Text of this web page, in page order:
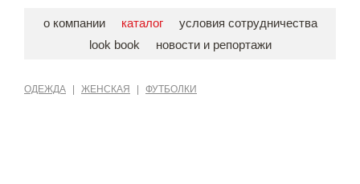
о компании каталог
условия сотрудничества
look book
новости и репортажи
ОДЕЖДА ЖЕНСКАЯ ФУТБОЛКИ